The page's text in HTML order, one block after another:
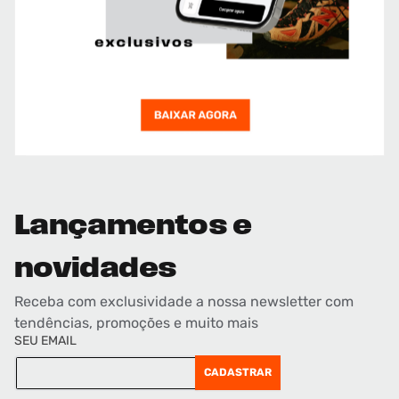
Lançamentos e
novidades
Receba com exclusividade a nossa newsletter com
tendências, promoções e muito mais
SEU EMAIL
CADASTRAR